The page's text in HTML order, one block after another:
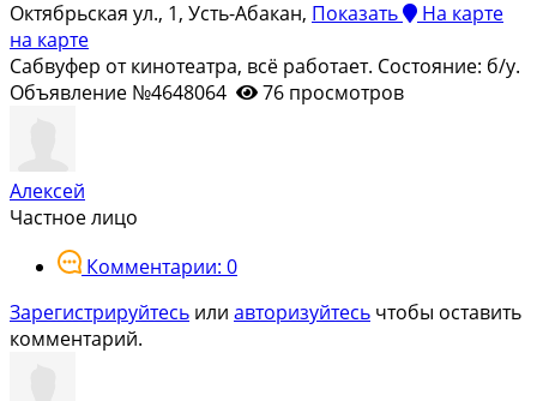
Октябрьская ул., 1, Усть-Абакан, Показать
На карте
на карте
Сабвуфер от кинотеатра, всё работает. Состояние: б/у.
Объявление №4648064
76 просмотров
Алексей
Частное лицо
Комментарии: 0
Зарегистрируйтесь или авторизуйтесь чтобы оставить
комментарий.